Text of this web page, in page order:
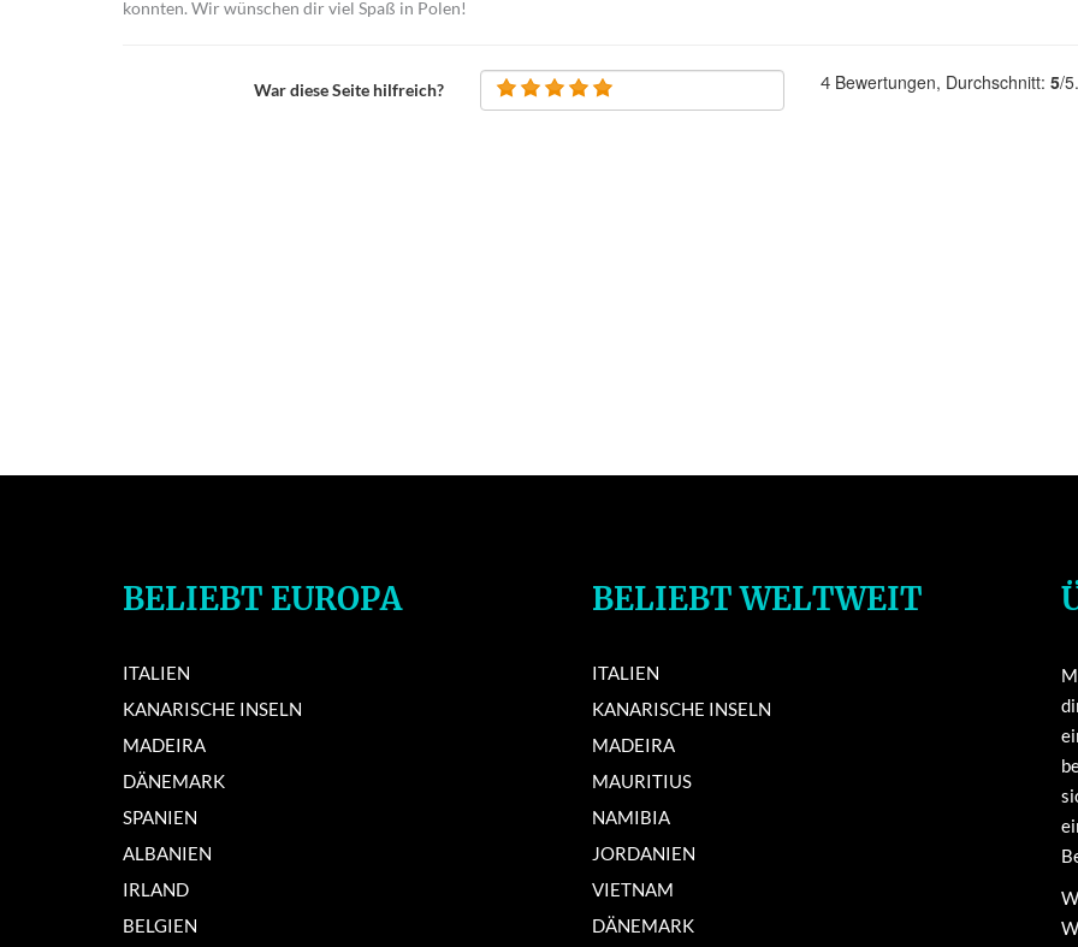
konnten. Wir wünschen dir viel Spaß in Polen!
War diese Seite hilfreich? 4Bewertungen, Durchschnitt: 5/
BELIEBT EUROPA
ITALIEN
KANARISCHE INSELN
MADEIRA
DÄNEMARK
SPANIEN
ALBANIEN
IRLAND
BELGIEN
BELIEBT WELTWEIT
ITALIEN
KANARISCHE INSELN
MADEIRA
MAURITIUS
NAMIBIA
JORDANIEN
VIETNAM
DÄNEMARK